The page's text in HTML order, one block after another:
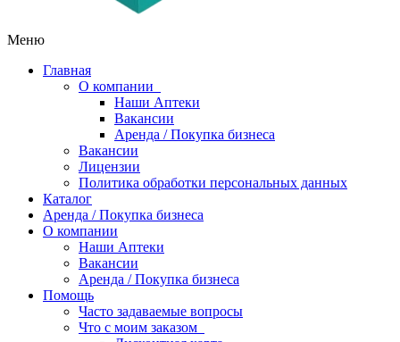
Меню
Главная
О компании
Наши Аптеки
Вакансии
Аренда / Покупка бизнеса
Вакансии
Лицензии
Политика обработки персональных данных
Каталог
Аренда / Покупка бизнеса
О компании
Наши Аптеки
Вакансии
Аренда / Покупка бизнеса
Помощь
Часто задаваемые вопросы
Что с моим заказом